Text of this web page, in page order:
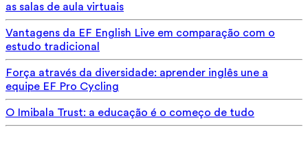
as salas de aula virtuais
Vantagens da EF English Live em comparação com o
estudo tradicional
Força através da diversidade: aprender inglês une a
equipe EF Pro Cycling
O Imibala Trust: a educação é o começo de tudo